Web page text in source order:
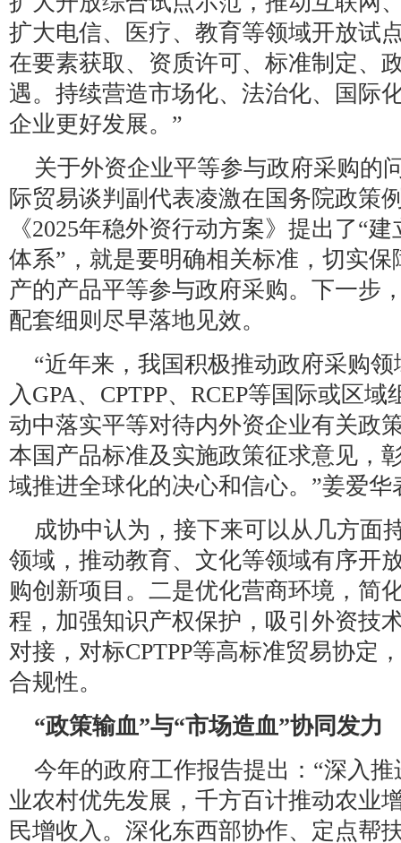
扩大电信、医疗、教育等领域开放
在要素获取、资质许可、标准制定、
遇。持续营造市场化、法治化、国际
企业更好发展。”
关于外资企业平等参与政府采购的
际贸易谈判副代表凌激在国务院政策
《2025年稳外资行动方案》提出了“
体系”，就是要明确相关标准，切实
产的产品平等参与政府采购。下一步
配套细则尽早落地见效。
“近年来，我国积极推动政府采购
入GPA、CPTPP、RCEP等国际或区
动中落实平等对待内外资企业有关政
本国产品标准及实施政策征求意见，
域推进全球化的决心和信心。”姜爱华
成协中认为，接下来可以从几方面
领域，推动教育、文化等领域有序开
购创新项目。二是优化营商环境，简
程，加强知识产权保护，吸引外资技
对接，对标CPTPP等高标准贸易协定
合规性。
“政策输血”与“市场造血”协同发力
今年的政府工作报告提出：“深入
业农村优先发展，千方百计推动农业
民增收入。深化东西部协作、定点帮